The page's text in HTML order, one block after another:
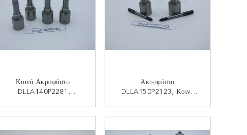
Κοινό Ακροφύσιο
DLLA140P2281
ΕΠΙΚΟΙΝΩΝΉΣΤΕ
Ακροφύσιο
DLLA150P2123, Κοινό
Ακροφυσίων Εγχυτήρων
ΕΠΙΚΟΙΝΩΝΉΣΤΕ